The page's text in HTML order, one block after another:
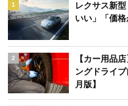
1
レクサス新
いい」「価
2
【カー用品
ングドライ
月版】